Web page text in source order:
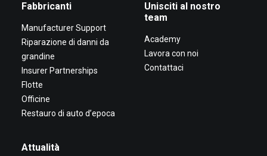
Fabbricanti
Manufacturer Support
Riparazione di danni da
grandine
Insurer Partnerships
Flotte
Officine
Restauro di auto d’epoca
Unisciti al nostro
team
Academy
Lavora con noi
Contattaci
Attualità